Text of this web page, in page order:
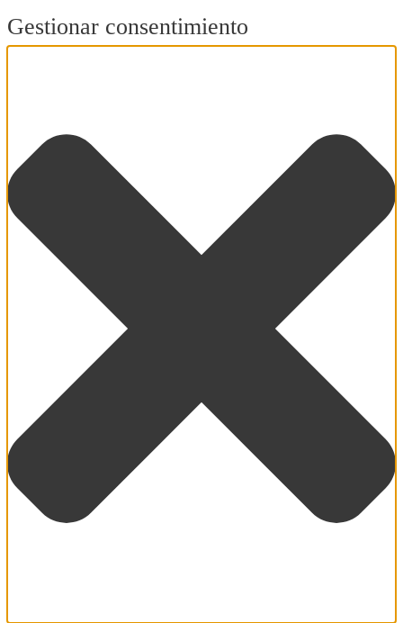
Gestionar consentimiento